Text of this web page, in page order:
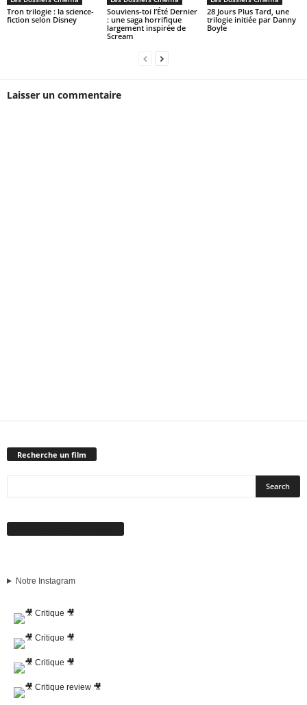
Tron trilogie : la science-
fiction selon Disney
Souviens-toi l’Été Dernier
: une saga horrifique
largement inspirée de
Scream
28 Jours Plus Tard, une
trilogie initiée par Danny
Boyle
Laisser un commentaire
Recherche un film
Notre Instagram